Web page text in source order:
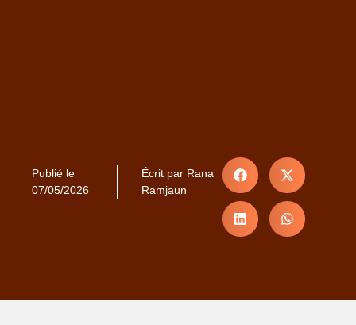
Publié le
07/05/2026
Écrit parRana
Ramjaun